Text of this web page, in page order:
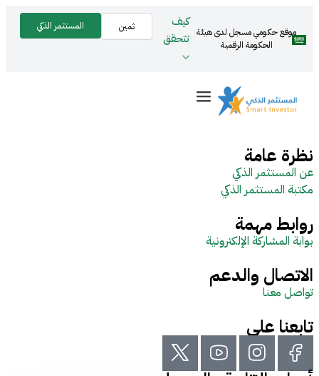
ثمين المستثمر الذكي
موقع حكومي مسجل لدى هيئة
الحكومة الرقمية
كيف
تتحقق
نظرة عامة
عن المستثمر الذكي
مكتبة المستثمر الذكي
روابط مهمة
بوابة المشاركة الإلكترونية
الاتصال والدعم
تواصل معنا
تابعنا على